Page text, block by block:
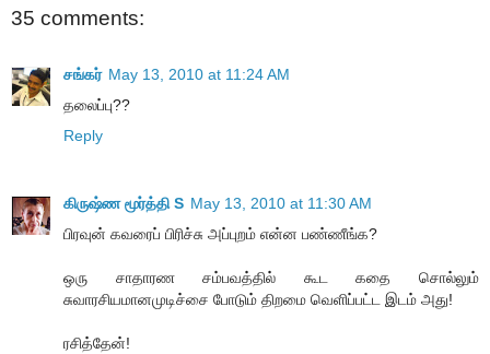
35 comments:
சங்கர் May 13, 2010 at 11:24 AM
தலைப்பு??
Reply
கிருஷ்ண மூர்த்தி S May 13, 2010 at 11:30 AM
பிரவுன் கவரைப் பிரிச்சு அப்புறம் என்ன பண்ணீங்க?
ஒரு சாதாரண சம்பவத்தில் கூட கதை சொல்லும்
சுவாரசியமானமுடிச்சை போடும் திறமை வெளிப்பட்ட இடம் அது!
ரசித்தேன்!